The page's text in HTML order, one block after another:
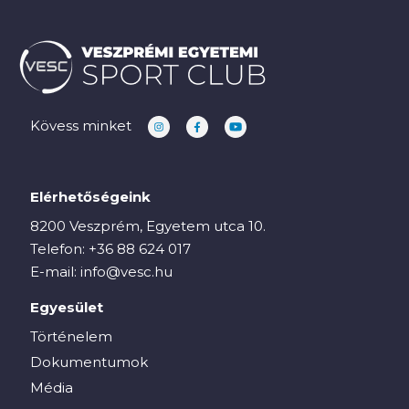
Kövess minket
Elérhetőségeink
8200 Veszprém, Egyetem utca 10.
Telefon: +36 88 624 017
E-mail: info@vesc.hu
Egyesület
Történelem
Dokumentumok
Média